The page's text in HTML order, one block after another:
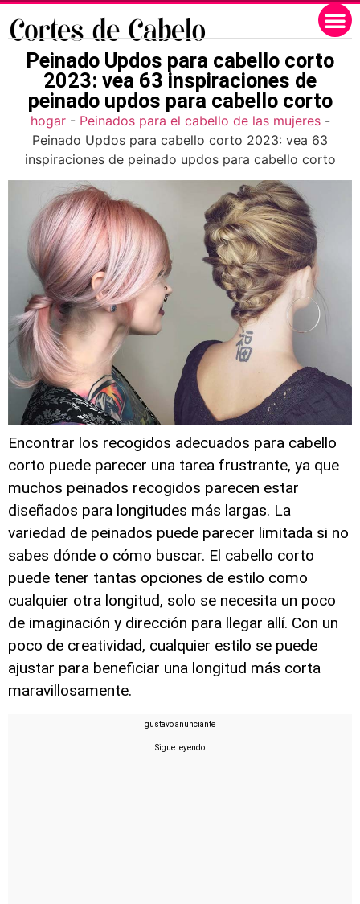
Peinado Updos para cabello corto
2023: vea 63 inspiraciones de
peinado updos para cabello corto
hogar- Peinados para el cabello de las mujeres-
Peinado Updos para cabello corto 2023: vea 63
inspiraciones de peinado updos para cabello corto
Encontrar los recogidos adecuados para cabello
corto puede parecer una tarea frustrante, ya que
muchos peinados recogidos parecen estar
diseñados para longitudes más largas. La
variedad de peinados puede parecer limitada si no
sabes dónde o cómo buscar. El cabello corto
puede tener tantas opciones de estilo como
cualquier otra longitud, solo se necesita un poco
de imaginación y dirección para llegar allí. Con un
poco de creatividad, cualquier estilo se puede
ajustar para beneficiar una longitud más corta
maravillosamente.
gustavo anunciante
Sigue leyendo